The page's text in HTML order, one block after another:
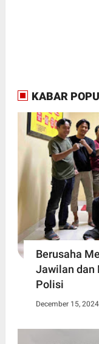
KABAR
Berusaha
Jawilan dan
Polisi
December 15, 2024